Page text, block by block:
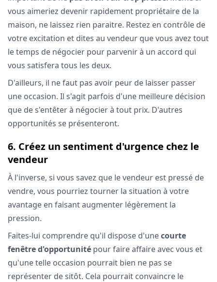
vous aimeriez devenir rapidement propriétaire de la
maison, ne laissez rien paraitre. Restez en contrôle de
votre excitation et dites au vendeur que vous avez tout
le temps de négocier pour parvenir à un accord qui
vous satisfera tous les deux.
D'ailleurs, il ne faut pas avoir peur de laisser passer
une occasion. Il s'agit parfois d'une meilleure décision
que de s'entêter à négocier à tout prix. D'autres
opportunités se présenteront.
6. Créez un sentiment d'urgence chez le
vendeur
À l'inverse, si vous savez que le vendeur est pressé de
vendre, vous pourriez tourner la situation à votre
avantage en faisant augmenter légèrement la
pression.
Faites-lui comprendre qu'il dispose d'unecourte
fenêtre d'opportunité pour faire affaire avec vous et
qu'une telle occasion pourrait bien ne pas se
représenter de sitôt. Cela pourrait convaincre le